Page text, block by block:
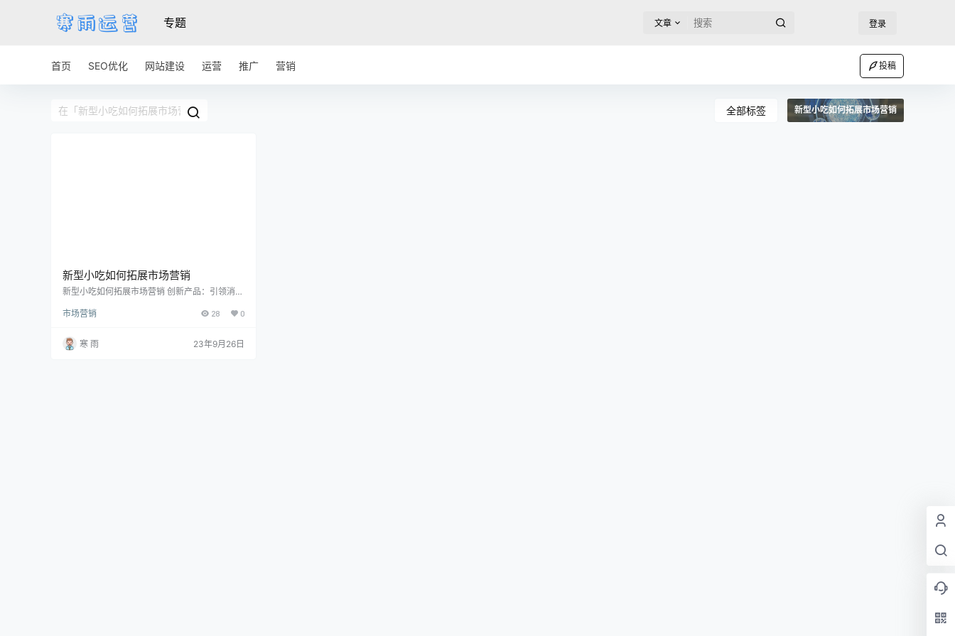
专题 文章 登录
首页 SEO优化 网站建设 运营 推广 营销 投稿
全部标签 新型小吃如何拓展市场营销
新型小吃如何拓展市场营销
新型小吃如何拓展市场营销 创新产品：引领消费
小吃可以在传统小吃的基础上进行创新，如结合
吃产品；融入西方元素，打造异国风味的小吃
等。这些创新产品能够吸引消费者的目光，引领
市场营销 28 0
寒 雨 23年9月26日